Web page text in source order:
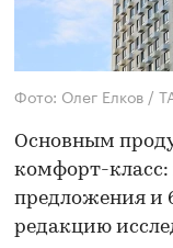
Фото: Олег Елков /
Основным
комфорт-класс:
предложения и
редакцию